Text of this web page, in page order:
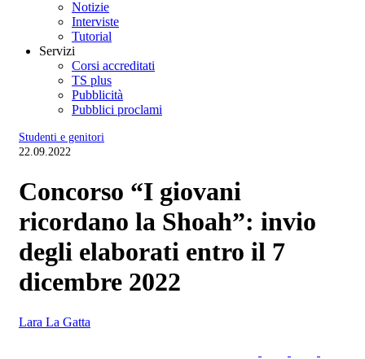
Notizie
Interviste
Tutorial
Servizi
Corsi accreditati
TS plus
Pubblicità
Pubblici proclami
Studenti e genitori
22.09.2022
Concorso “I giovani
ricordano la Shoah”: invio
degli elaborati entro il 7
dicembre 2022
Lara La Gatta